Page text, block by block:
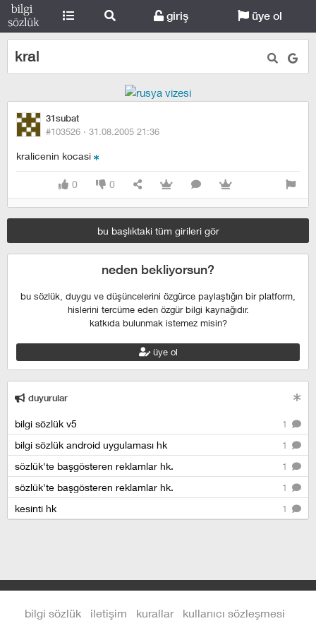
giriş üye ol
kral
31subat
#103526 · 31.08.2005 21:36
kralicenin kocasi
0 0
bu başlıktaki tüm girileri gör
neden bekliyorsun?
bu sözlük, duygu ve düşüncelerini özgürce paylaştığın bir platform,
hislerini tercüme eden özgür bilgi kaynağıdır.
katkıda bulunmak istemez misin?
üye ol
duyurular
1
bilgi sözlük v5
1
bilgi sözlük android uygulaması hk
1
sözlük'te başgösteren reklamlar hk.
1
sözlük'te başgösteren reklamlar hk.
1
kesinti hk
bilgi sözlük iletişim kurallar kullanıcı sözleşmesi